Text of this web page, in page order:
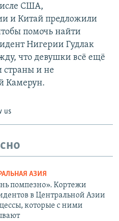
США,
и Китай предложили
помочь найти
Нигерии Гудлак
что девушки всё ещё
страны и не
Камерун.
us
АЗИЯ
помпезно». Кортежи
в Центральной Азии
которые с ними